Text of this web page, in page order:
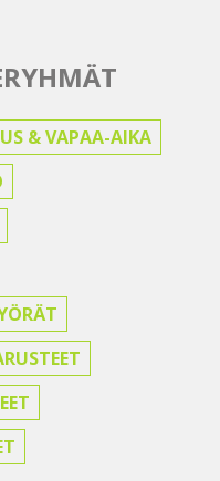
& VAPAA-AIKA